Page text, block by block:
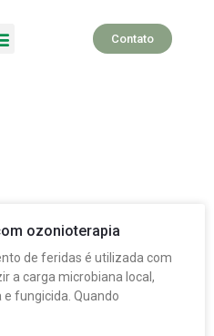
Contato
ozonioterapia
de feridas é utilizada com
a carga microbiana local,
fungicida. Quando